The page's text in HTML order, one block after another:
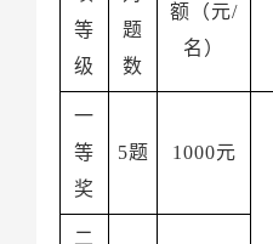
级 数
额（元
名）
奖
5题 1000元